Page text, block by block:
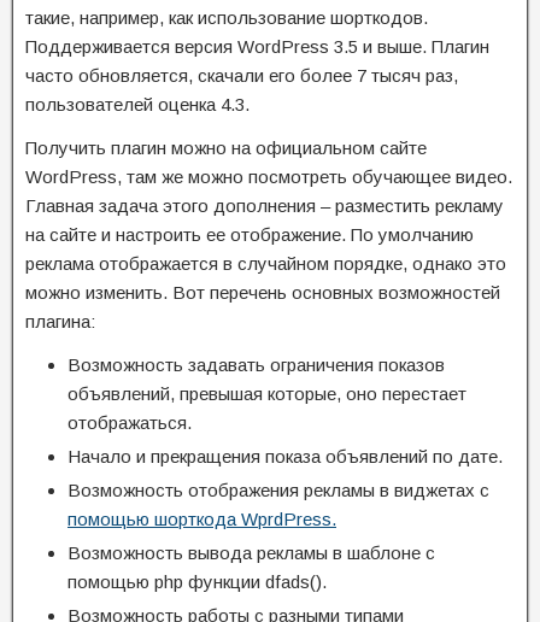
такие, например, как использование шорткодов.
Поддерживается версия WordPress 3.5 и выше. Плагин
часто обновляется, скачали его более 7 тысяч раз,
пользователей оценка 4.3.
Получить плагин можно на официальном сайте
WordPress, там же можно посмотреть обучающее видео.
Главная задача этого дополнения – разместить рекламу
на сайте и настроить ее отображение. По умолчанию
реклама отображается в случайном порядке, однако это
можно изменить. Вот перечень основных возможностей
плагина:
Возможность задавать ограничения показов
объявлений, превышая которые, оно перестает
отображаться.
Начало и прекращения показа объявлений по дате.
Возможность отображения рекламы в виджетах с
помощью шорткода WprdPress.
Возможность вывода рекламы в шаблоне с
помощью php функции dfads().
Возможность работы с разными типами